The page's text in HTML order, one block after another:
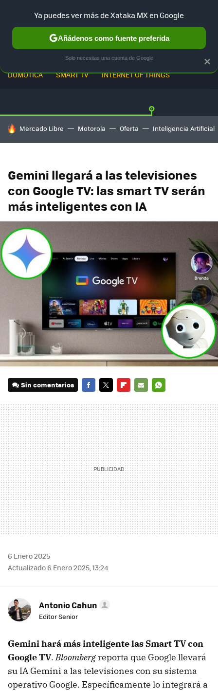
DOMÓTICA SMART TV INTERNET OF THINGS
HOY SE HABLA DE
Mercado Libre Motorola Oferta Inteligencia Artificial
Gemini llegará a las televisiones
con Google TV: las smart TV serán
más inteligentes con IA
Sin comentarios
MAIL
6 Enero 2025
Actualizado 6 Enero 2025, 13:24
Antonio Cahun
Editor Senior
Gemini hará más inteligente las Smart TV con
Google TV.Bloomberg reporta que Google llevará
su IA Gemini a las televisiones con su sistema
operativo Google. Específicamente lo integrará a
×
Ya puedes ver más de Xataka MX en Google
Añádenos como fuente preferida
Solo necesitas una cuenta de Google